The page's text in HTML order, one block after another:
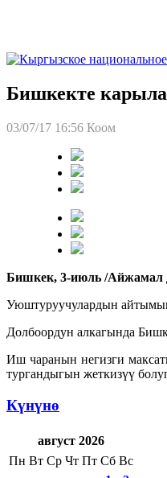
Бишкекте
03/07/17 16:56 Коом
Бишкек, 3-июль /Айжамал
Уюштуруучулардын
Долбоордун алкагында
Иш чаранын негизги
тургандыгын жеткизүү
Күнүнө
август 2026
Пн Вт Ср Чт Пт Сб Вс